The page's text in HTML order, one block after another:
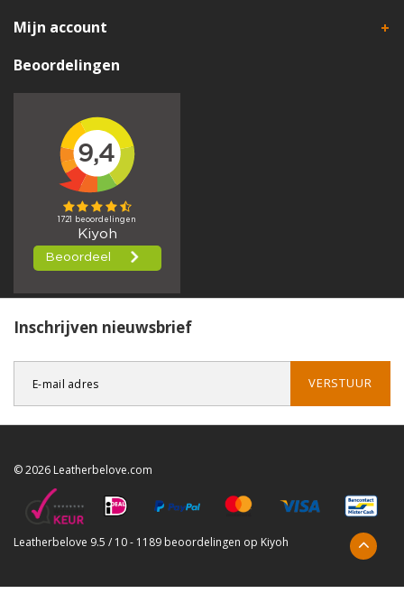
Mijn account
Beoordelingen
Inschrijven nieuwsbrief
VERSTUUR
© 2026 Leatherbelove.com
Leatherbelove 9.5 / 10- 1189 beoordelingen op Kiyoh